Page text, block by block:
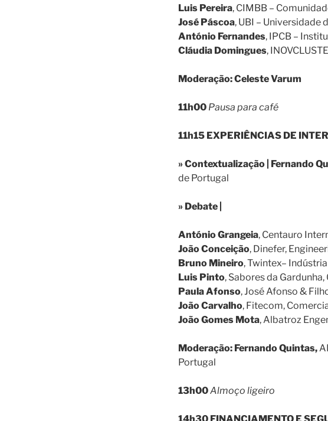
Luis Pereira, CIMBB –
José Páscoa, UBI – Universidade
António Fernandes, IPCB –
Cláudia Domingues,
Moderação:Celeste Varum
11h00 Pausa para café
11h15 EXPERIÊNCIAS DE
» Contextualização | Fernando
de Portugal
» Debate |
António Grangeia, Centauro
João Conceição, Dinefer,
Bruno Mineiro, Twintex–
Luis Pinto, Sabores da
Paula Afonso, José Afonso &
João Carvalho, Fitecom,
João Gomes Mota, Albatroz
Moderação: Fernando Quintas,
Portugal
13h00Almoço ligeiro
14h30 FINANCIAMENTO E